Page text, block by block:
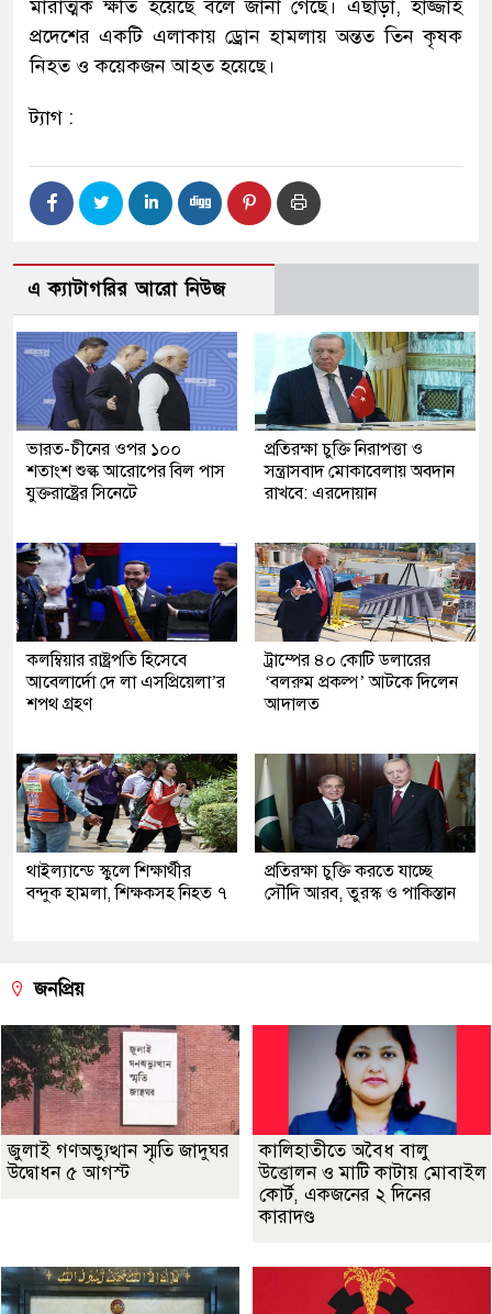
মারাত্মক ক্ষতি হয়েছে বলে জানা গেছে। এছাড়া, হাজ্জাহ
প্রদেশের একটি এলাকায় ড্রোন হামলায় অন্তত তিন কৃষক
নিহত ও কয়েকজন আহত হয়েছে।
ট্যাগ :
এ ক্যাটাগরির আরো নিউজ
ভারত-চীনের ওপর ১০০
শতাংশ শুল্ক আরোপের বিল পাস
যুক্তরাষ্ট্রের সিনেটে
প্রতিরক্ষা চুক্তি নিরাপত্তা ও
সন্ত্রাসবাদ মোকাবেলায় অবদান
রাখবে: এরদোয়ান
কলম্বিয়ার রাষ্ট্রপতি হিসেবে
আবেলার্দো দে লা এসপ্রিয়েলা’র
শপথ গ্রহণ
ট্রাম্পের ৪০ কোটি ডলারের
‘বলরুম প্রকল্প’ আটকে দিলেন
আদালত
থাইল্যান্ডে স্কুলে শিক্ষার্থীর
বন্দুক হামলা, শিক্ষকসহ নিহত ৭
প্রতিরক্ষা চুক্তি করতে যাচ্ছে
সৌদি আরব, তুরস্ক ও পাকিস্তান
জনপ্রিয়
জুলাই গণঅভ্যুত্থান স্মৃতি জাদুঘর
উদ্বোধন ৫ আগস্ট
কালিহাতীতে অবৈধ বালু
উত্তোলন ও মাটি কাটায় মোবাইল
কোর্ট, একজনের ২ দিনের
কারাদণ্ড